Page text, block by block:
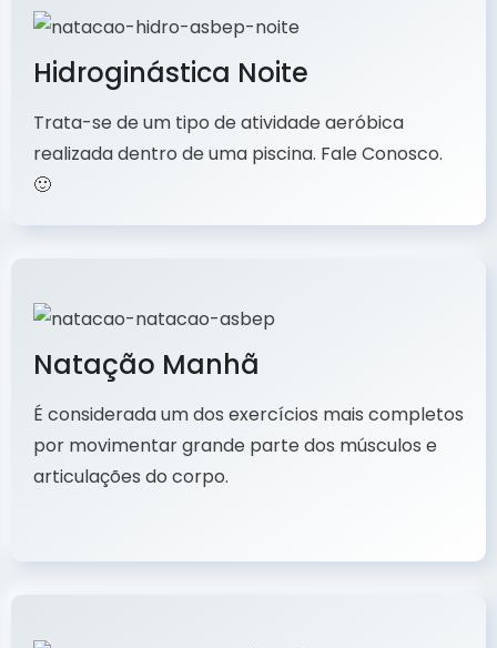
Hidroginástica Noite
Trata-se de um tipo de atividade aeróbica
realizada dentro de uma piscina. Fale Conosco.
🙂
Natação Manhã
É considerada um dos exercícios mais completos
por movimentar grande parte dos músculos e
articulações do corpo.